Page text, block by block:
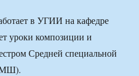
в УГИИ на кафедре
уроки композиции и
Средней специальной